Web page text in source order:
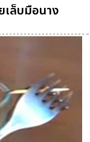
เล็บมือนาง